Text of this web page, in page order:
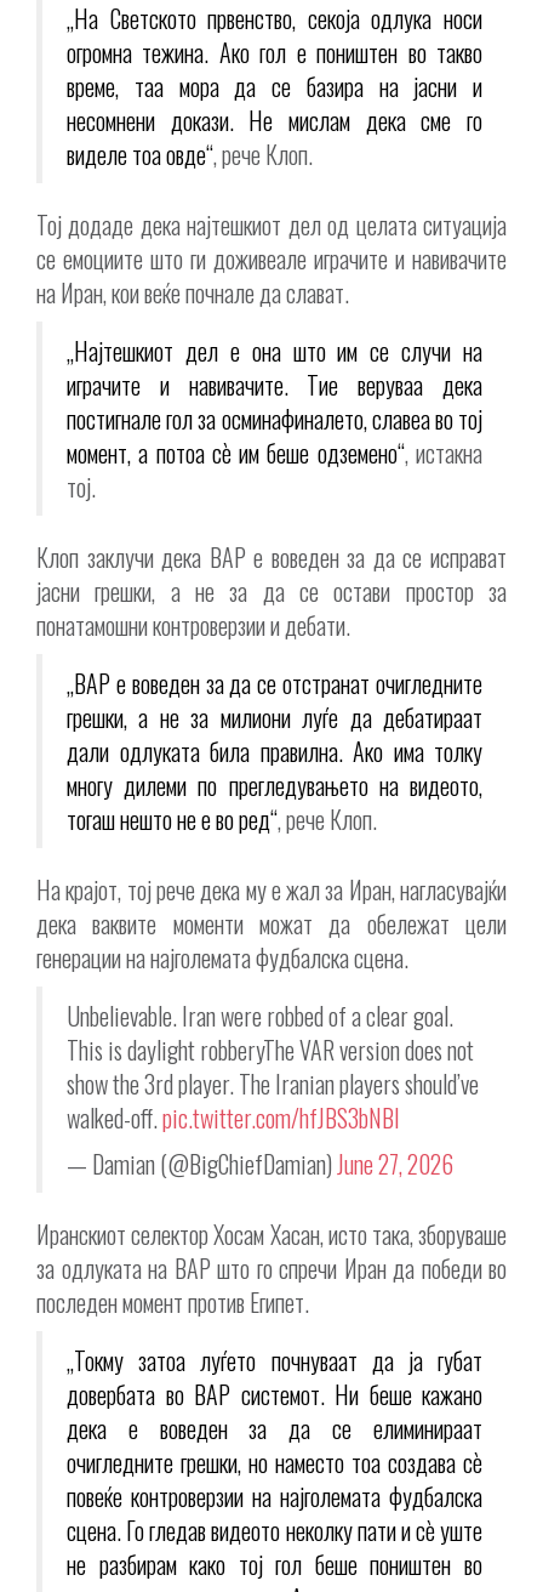
„На Светското првенство, секоја одлука носи
огромна тежина. Ако гол е поништен во такво
време, таа мора да се базира на јасни и
несомнени докази. Не мислам дека сме го
виделе тоа овде“, рече Клоп.
Тој додаде дека најтешкиот дел од целата ситуација
се емоциите што ги доживеале играчите и навивачите
на Иран, кои веќе почнале да слават.
„Најтешкиот дел е она што им се случи на
играчите и навивачите. Тие веруваа дека
постигнале гол за осминафиналето, славеа во тој
момент, а потоа сè им беше одземено“, истакна
тој.
Клоп заклучи дека ВАР е воведен за да се исправат
јасни грешки, а не за да се остави простор за
понатамошни контроверзии и дебати.
„ВАР е воведен за да се отстранат очигледните
грешки, а не за милиони луѓе да дебатираат
дали одлуката била правилна. Ако има толку
многу дилеми по прегледувањето на видеото,
тогаш нешто не е во ред“, рече Клоп.
На крајот, тој рече дека му е жал за Иран, нагласувајќи
дека ваквите моменти можат да обележат цели
генерации на најголемата фудбалска сцена.
Unbelievable. Iran were robbed of a clear goal.
This is daylight robberyThe VAR version does not
show the 3rd player. The Iranian players should’ve
walked-off.pic.twitter.com/hfJBS3bNBI
— Damian (@BigChiefDamian) June 27, 2026
Иранскиот селектор Хосам Хасан, исто така, зборуваше
за одлуката на ВАР што го спречи Иран да победи во
последен момент против Египет.
„Токму затоа луѓето почнуваат да ја губат
довербата во ВАР системот. Ни беше кажано
дека е воведен за да се елиминираат
очигледните грешки, но наместо тоа создава сè
повеќе контроверзии на најголемата фудбалска
сцена. Го гледав видеото неколку пати и сè уште
не разбирам како тој гол беше поништен во